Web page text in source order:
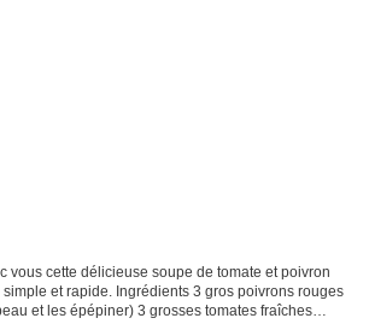
vous cette délicieuse soupe de tomate et poivron
et rapide. Ingrédients 3 gros poivrons rouges
et les épépiner) 3 grosses tomates fraîches